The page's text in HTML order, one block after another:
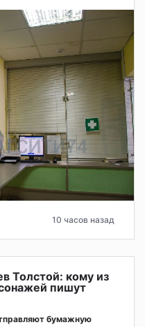
10 часов назад
Толстой: кому из
пишут
бумажную